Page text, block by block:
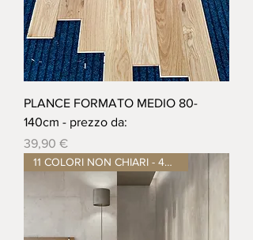
PLANCE FORMATO MEDIO 80-
140cm - prezzo da:
Prezzo
39,90 €
11 COLORI NON CHIARI - 4mm nob